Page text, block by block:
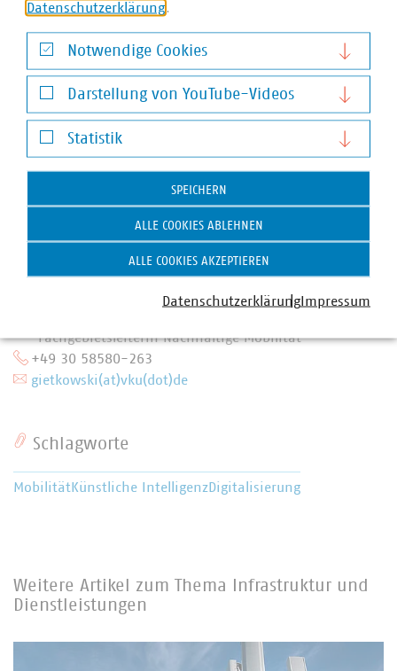
Fachgebietsleiterin Nachhaltige Mobilität
+49 30 58580-263
gietkowski(at)vku(dot)de
Schlagworte
Mobilität Künstliche IntelligenzDigitalisierung
Weitere Artikel zum Thema Infrastruktur und
Dienstleistungen
Datenschutzerklärung
Notwendige Cookies
Notwendige Cookies
Darstellung von YouTube-Videos
Darstellung von YouTube-Videos
Statistik
Statistik
SPEICHERN
ALLE COOKIES ABLEHNEN
ALLE COOKIES AKZEPTIEREN
DatenschutzerklärungImpressum